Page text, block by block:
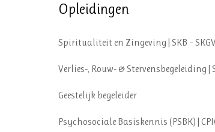
Opleidingen
Spiritualiteit en Zingeving | SKB – SKGV
Verlies-, Rouw- & Stervensbegeleiding |
Geestelijk begeleider
Psychosociale Basiskennis (PSBK) |